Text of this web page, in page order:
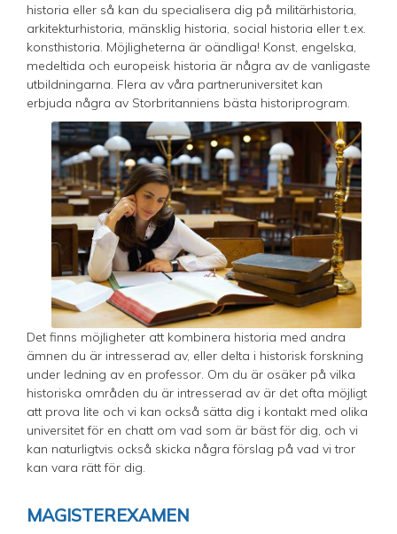
historia eller så kan du specialisera dig på militärhistoria,
arkitekturhistoria, mänsklig historia, social historia eller t.ex.
konsthistoria. Möjligheterna är oändliga! Konst, engelska,
medeltida och europeisk historia är några av de vanligaste
utbildningarna. Flera av våra partneruniversitet kan
erbjuda några av Storbritanniens bästa historiprogram.
Det finns möjligheter att kombinera historia med andra
ämnen du är intresserad av, eller delta i historisk forskning
under ledning av en professor. Om du är osäker på vilka
historiska områden du är intresserad av är det ofta möjligt
att prova lite och vi kan också sätta dig i kontakt med olika
universitet för en chatt om vad som är bäst för dig, och vi
kan naturligtvis också skicka några förslag på vad vi tror
kan vara rätt för dig.
MAGISTEREXAMEN